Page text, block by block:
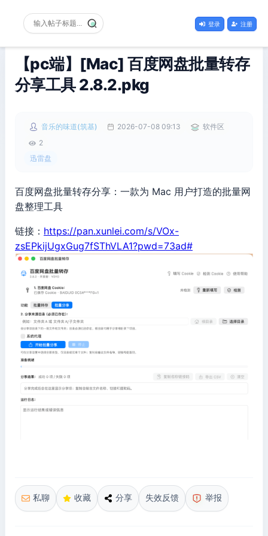
登录 注册
【pc端】[Mac] 百度网盘批量转存
分享工具 2.8.2.pkg
音乐的味道(筑基) 2026-07-08 09:13
软件区
2
迅雷盘
百度网盘批量转存分享：一款为 Mac 用户打造的批量网
盘整理工具
链接： https://pan.xunlei.com/s/VOx-
zsEPkijUgxGug7fSThVLA1?pwd=73ad#
私聊 收藏 分享 失效反馈 举报